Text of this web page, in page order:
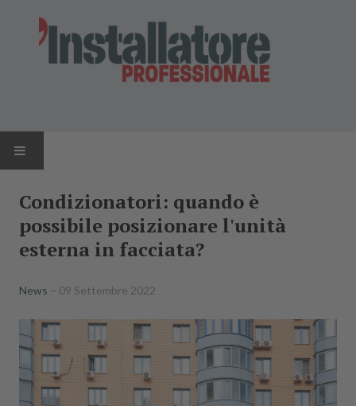
NEWS
RIVISTA
Cerca
Condizionatori: quando è
possibile posizionare l'unità
esterna in facciata?
News 09 Settembre 2022